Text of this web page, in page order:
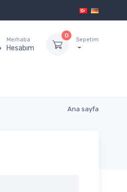
Merhaba
Hesabım
0
Sepetim
Ana sayfa